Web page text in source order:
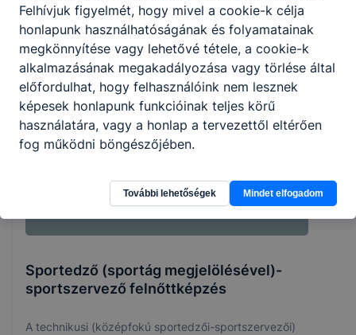
Hírek
Sportedző (sportág megjelölésével)-
sportszervező felnőttképzés
A technikusi (középfokú sportedzői-sportszervezői)
Felhívjuk figyelmét, hogy mivel a cookie-k célja
honlapunk használhatóságának és folyamatainak
megkönnyítése vagy lehetővé tétele, a cookie-k
alkalmazásának megakadályozása vagy törlése által
előfordulhat, hogy felhasználóink nem lesznek
képesek honlapunk funkcióinak teljes körű
használatára, vagy a honlap a tervezettől eltérően
fog működni böngészőjében.
További lehetőségek Mindet elfogadom